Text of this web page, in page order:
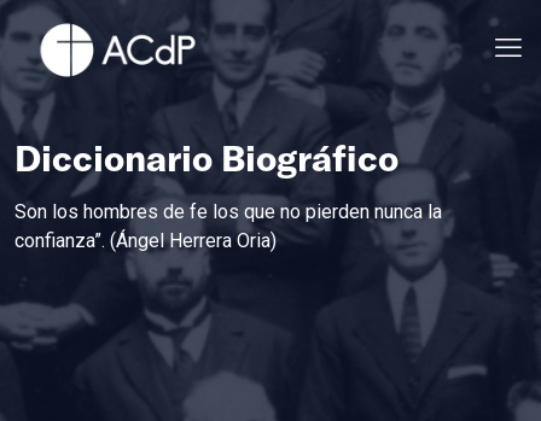
Diccionario Biográfico
Son los hombres de fe los que no pierden nunca la
confianza”. (Ángel Herrera Oria)